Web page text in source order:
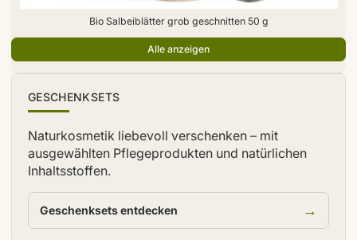
Bio Salbeiblätter grob geschnitten 50 g
Alle anzeigen
GESCHENKSETS
Naturkosmetik liebevoll verschenken – mit
ausgewählten Pflegeprodukten und natürlichen
Inhaltsstoffen.
Geschenksets entdecken →